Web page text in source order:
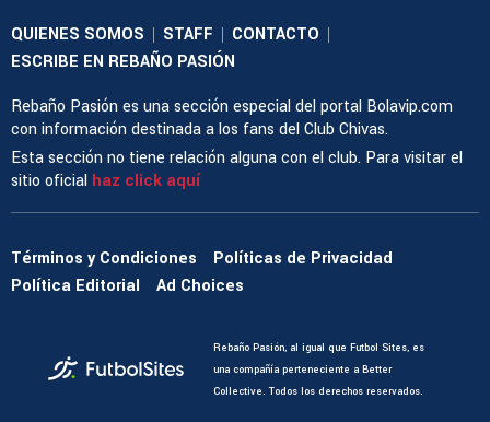
QUIENES SOMOS | STAFF | CONTACTO |
ESCRIBE EN REBAÑO PASIÓN
Rebaño Pasión es una sección especial del portal Bolavip.com
con información destinada a los fans del Club Chivas.
Esta sección no tiene relación alguna con el club. Para visitar el
sitio oficial haz click aquí
Términos y Condiciones
Políticas de Privacidad
Política Editorial
Ad Choices
Rebaño Pasión, al igual que Futbol Sites, es
una compañía perteneciente a Better
Collective. Todos los derechos reservados.